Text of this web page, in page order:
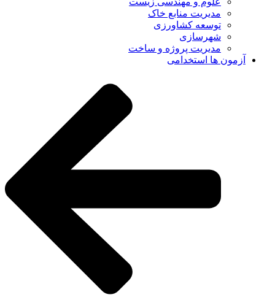
مدیریت منابع خاک
توسعه کشاورزی
شهرسازی
مدیریت پروژه و ساخت
آزمون ها استخدامی